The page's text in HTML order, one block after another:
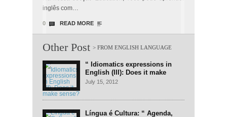
inglês com…
0 READ MORE
Other Post
“ Idiomatics expressions in
English (III): Does it make
sense?"
July 15, 2012
Língua é Cultura: “ Agenda,